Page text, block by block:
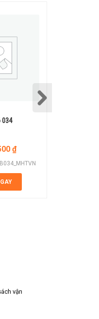
034
₫
vận